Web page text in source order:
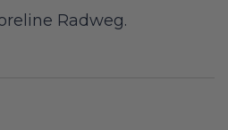
Radweg.